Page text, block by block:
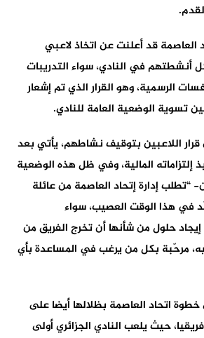
العاصمة قد أعلنت عن اتخاذ لاعبي
أنشطتهم في النادي، سواء التدريبات
الرسمية، وهو القرار الذي تم إشعار
تسوية الوضعية العامة للنادي.
قرار اللاعبين بتوقيف نشاطهم، يأتي بعد
المالية، وفي ظل هذه الوضعية
“تطلب إدارة إتحاد العاصمة من عائلة
في هذا الوقت العصيب، سواء
إيجاد حلول من شأنها أن تخرج الفريق من
مرحّبة بكل من يرغب في المساعدة بأي
اتحاد العاصمة بظلالها أيضا على
حيث يلعب النادي الجزائري أولى